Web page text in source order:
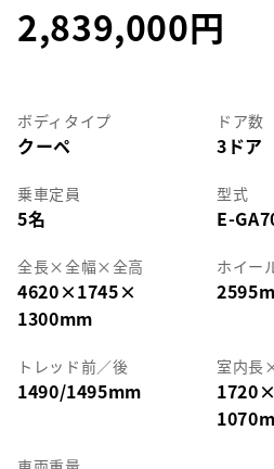
2,839,000
ボディタイプ
クーペ
ドア数
3ドア
乗車定員
5名
型式
E-
全長×全幅×全高
4620×1745×
1300mm
ホイー
トレッド前／後
1490/1495mm
室内長
1720×